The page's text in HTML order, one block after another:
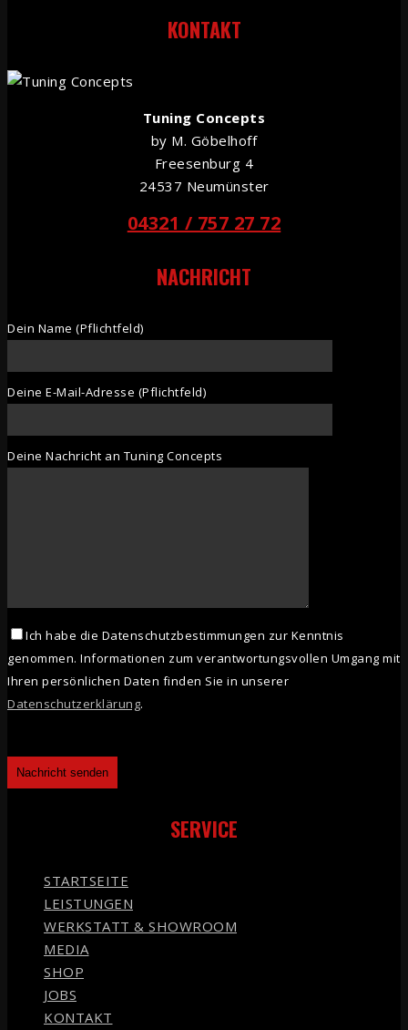
KONTAKT
Tuning Concepts
by M. Göbelhoff
Freesenburg 4
24537 Neumünster
04321 / 757 27 72
NACHRICHT
Dein Name (Pflichtfeld)
Deine E-Mail-Adresse (Pflichtfeld)
Deine Nachricht an Tuning Concepts
Ich habe die Datenschutzbestimmungen zur Kenntnis
genommen. Informationen zum verantwortungsvollen Umgang mit
Ihren persönlichen Daten finden Sie in unserer
Datenschutzerklärung.
SERVICE
STARTSEITE
LEISTUNGEN
WERKSTATT & SHOWROOM
MEDIA
SHOP
JOBS
KONTAKT